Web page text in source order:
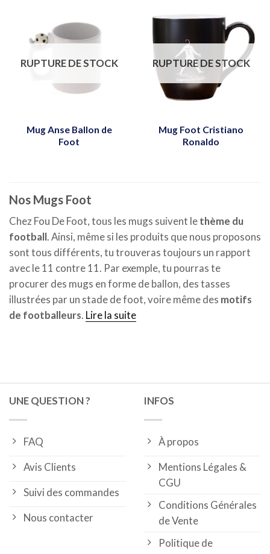
RUPTURE DE STOCK
Mug Anse Ballon de
Foot
RUPTURE DE STOCK
Mug Foot Cristiano
Ronaldo
Nos Mugs Foot
Chez Fou De Foot, tous les mugs suivent lethème du
football. Ainsi, même si les produits que nous proposons
sont tous différents, tu trouveras toujours un rapport
avec le 11 contre 11. Par exemple, tu pourras te
procurer des mugs en forme de ballon, des tasses
illustrées par un stade de foot, voire même des motifs
de footballeurs. Lire la suite
UNE QUESTION ?
FAQ
Avis Clients
Suivi des commandes
Nous contacter
INFOS
À propos
Mentions Légales &
CGU
Conditions Générales
de Vente
Politique de